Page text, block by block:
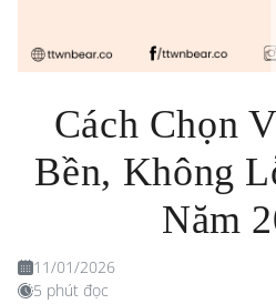
Cách Chọn
Bền, Không
Năm
11/01/2026
5 phút đọc